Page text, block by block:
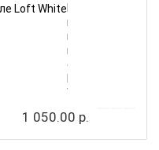
Белый
гипсовый
кирпич
в
стиле
Loft
White
1 050.00 р.